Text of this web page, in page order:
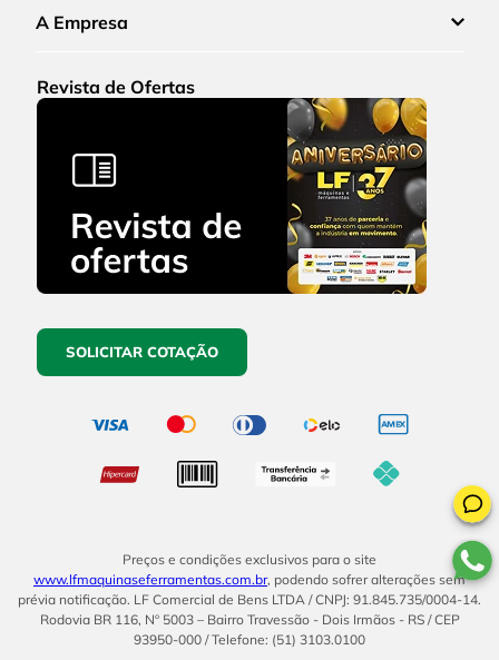
A Empresa
Revista de Ofertas
SOLICITAR COTAÇÃO
Preços e condições exclusivos para o site
www.lfmaquinaseferramentas.com.br, podendo sofrer alterações sem
prévia notificação. LF Comercial de Bens LTDA / CNPJ: 91.845.735/0004-14.
Rodovia BR 116, Nº 5003 – Bairro Travessão - Dois Irmãos - RS / CEP
93950-000 / Telefone: (51) 3103.0100